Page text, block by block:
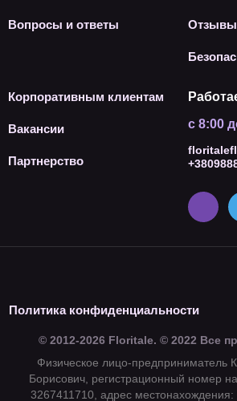
Вопросы и ответы Отзывы
Корпоративным клиентам
Вакансии
Партнерство
с 8:00
Политика конфиденциальности
© 2012-2026 Floritale. © 2022 Все
Физическое лицо-предприниматель
Борисович, регистрационный номер
3267411710, адрес местонахождения: